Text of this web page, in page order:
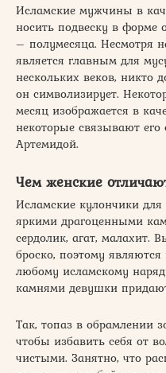
Исламские мужчины в
носить подвеску в форме
– полумесяца. Несмотря
является главным для
нескольких веков, никто
он символизирует.
месяц изображается в
некоторые связывают его
Артемидой.
Чем женские
Исламские кулончики
яркими драгоценными
сердолик, агат, малахит.
броско, поэтому
любому исламскому
камнями девушки
Так, топаз в обрамлении
чтобы избавить себя от
чистыми. Занятно, что